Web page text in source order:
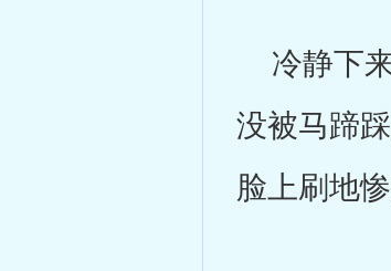
冷静下
没被马蹄
脸上刷地